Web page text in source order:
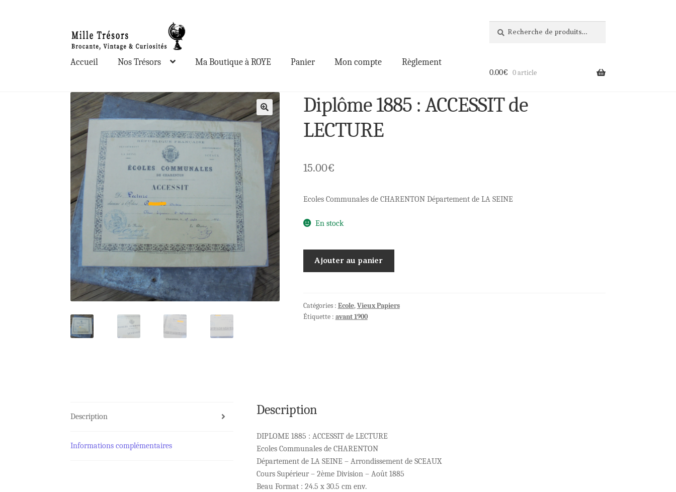
à
la
navigation
au
contenu
pour :
Accueil Nos Trésors Ma Boutique à ROYE Panier Mon compte Règlement
0.00€ 0 article
🔍
Diplôme 1885 : ACCESSIT de
LECTURE
15.00€
Ecoles Communales de CHARENTON Département de LA SEINE
En stock
:
ACCESSIT
Ajouter au panier
Catégories : Ecole,Vieux Papiers
Étiquette : avant 1900
Description
Informations complémentaires
Description
DIPLOME 1885 : ACCESSIT de LECTURE
Ecoles Communales de CHARENTON
Département de LA SEINE – Arrondissement de SCEAUX
Cours Supérieur – 2ème Division – Août 1885
Beau Format : 24.5 x 30.5 cm env.